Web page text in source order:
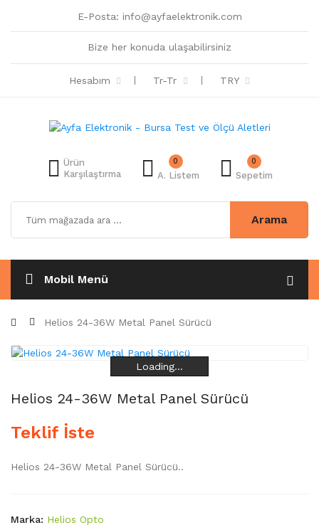
E-Posta: info@ayfaelektronik.com
Bize her konuda ulaşabilirsiniz
Hesabım Tr-Tr TRY
Ürün
Karşılaştırma
A. Listem
0 0
Sepetim
Arama
Mobil Menü
Helios 24-36W Metal Panel Sürücü
Loading...
Loading...
Loading...
Loading...
Helios 24-36W Metal Panel Sürücü
Teklif İste
Helios 24-36W Metal Panel Sürücü..
Marka: Helios Opto